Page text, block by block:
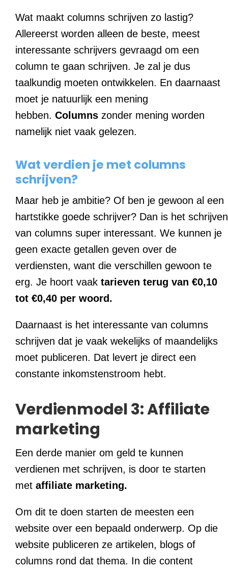
Wat maakt columns schrijven zo lastig?
Allereerst worden alleen de beste, meest
interessante schrijvers gevraagd om een
column te gaan schrijven. Je zal je dus
taalkundig moeten ontwikkelen. En daarnaast
moet je natuurlijk een mening
hebben. Columns zonder mening worden
namelijk niet vaak gelezen.
Wat verdien je met columns
schrijven?
Maar heb je ambitie? Of ben je gewoon al een
hartstikke goede schrijver? Dan is het schrijven
van columns super interessant. We kunnen je
geen exacte getallen geven over de
verdiensten, want die verschillen gewoon te
erg. Je hoort vaak tarieven terug van €0,10
tot €0,40 per woord.
Daarnaast is het interessante van columns
schrijven dat je vaak wekelijks of maandelijks
moet publiceren. Dat levert je direct een
constante inkomstenstroom hebt.
Verdienmodel 3: Affiliate
marketing
Een derde manier om geld te kunnen
verdienen met schrijven, is door te starten
met affiliate marketing.
Om dit te doen starten de meesten een
website over een bepaald onderwerp. Op die
website publiceren ze artikelen, blogs of
columns rond dat thema. In die content